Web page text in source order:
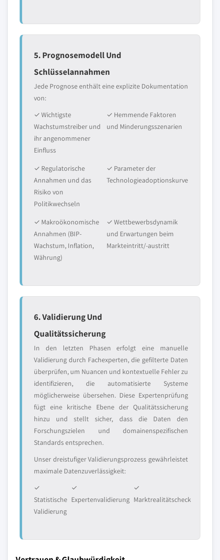
5. Prognosemodell Und
Schlüsselannahmen
Jede Prognose enthält eine explizite Dokumentation
von:
✓ Wichtigste
Wachstumstreiber und
ihr angenommener
Einfluss
✓ Hemmende Faktoren
und Minderungsszenarien
✓ Regulatorische
Annahmen und das
Risiko von
Politikwechseln
✓ Parameter der
Technologieadoptionskurve
✓ Makroökonomische
Annahmen (BIP-
Wachstum, Inflation,
Währung)
✓ Wettbewerbsdynamik
und Erwartungen beim
Markteintritt/-austritt
6. Validierung Und
Qualitätssicherung
In den letzten Phasen erfolgt eine manuelle
Validierung durch Fachexperten, die gefilterte Daten
überprüfen, um Nuancen und kontextuelle Fehler zu
identifizieren, die automatisierte Systeme
möglicherweise übersehen. Diese Expertenprüfung
fügt eine kritische Ebene der Qualitätssicherung
hinzu und stellt sicher, dass die Daten den
Forschungszielen und domainenspezifischen
Standards entsprechen.
Unser dreistufiger Validierungsprozess gewährleistet
maximale Datenzuverlässigkeit:
✓
Statistische
Validierung
✓
Expertenvalidierung
✓
Marktrealitätscheck